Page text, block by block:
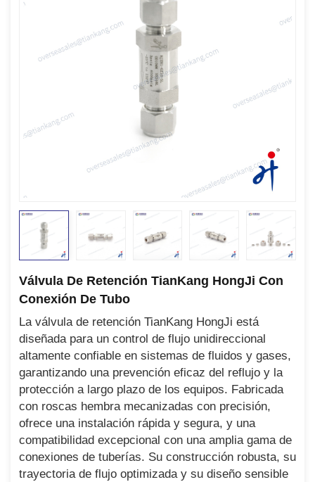
Válvula De Retención TianKang HongJi Con
Conexión De Tubo
La válvula de retención TianKang HongJi está
diseñada para un control de flujo unidireccional
altamente confiable en sistemas de fluidos y gases,
garantizando una prevención eficaz del reflujo y la
protección a largo plazo de los equipos. Fabricada
con roscas hembra mecanizadas con precisión,
ofrece una instalación rápida y segura, y una
compatibilidad excepcional con una amplia gama de
conexiones de tuberías. Su construcción robusta, su
trayectoria de flujo optimizada y su diseño sensible